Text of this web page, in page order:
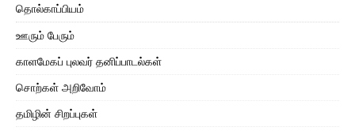
தொல்காப்பியம்
ஊரும் பேரும்
காளமேகப் புலவர் தனிப்பாடல்கள்
சொற்கள் அறிவோம்
தமிழின் சிறப்புகள்